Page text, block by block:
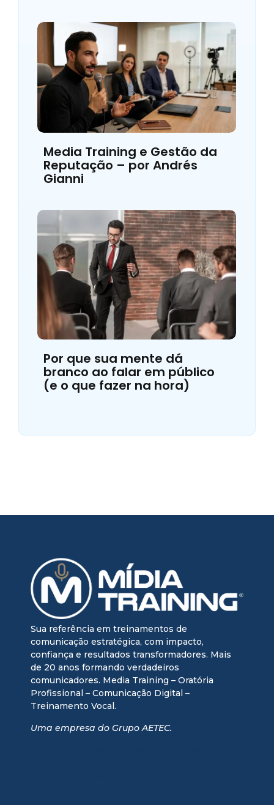
Media Training e Gestão da
Reputação – por Andrés
Gianni
Por que sua mente dá
branco ao falar em público
(e o que fazer na hora)
Sua referência em treinamentos de
comunicação estratégica, com impacto,
confiança e resultados transformadores. Mais
de 20 anos formando verdadeiros
comunicadores. Media Training – Oratória
Profissional – Comunicação Digital –
Treinamento Vocal.
Uma empresa do Grupo AETEC.